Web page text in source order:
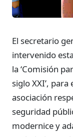
El secretario
intervenido
la ‘Comisión
siglo XXI’,
asociación
seguridad
modernice y